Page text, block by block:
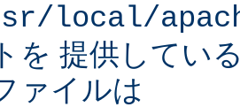
local/
を 提供してい
ァイルは